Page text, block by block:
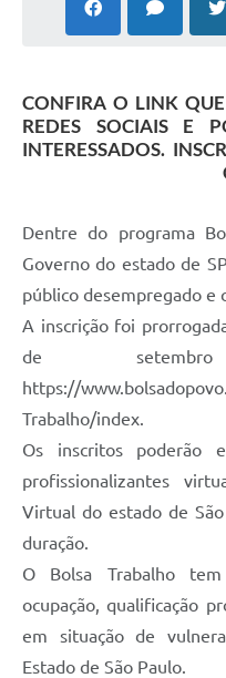
CONFIRA O LINK
REDES SOCIAIS E
INTERESSADOS.
Dentre do programa
Governo do estado de
público desempregado e
A inscrição foi
de
https://
Trabalho/index.
Os inscritos poderão
profissionalizantes
Virtual do estado de
duração.
O Bolsa Trabalho
ocupação, qualificação
em situação de
Estado de São Paulo.